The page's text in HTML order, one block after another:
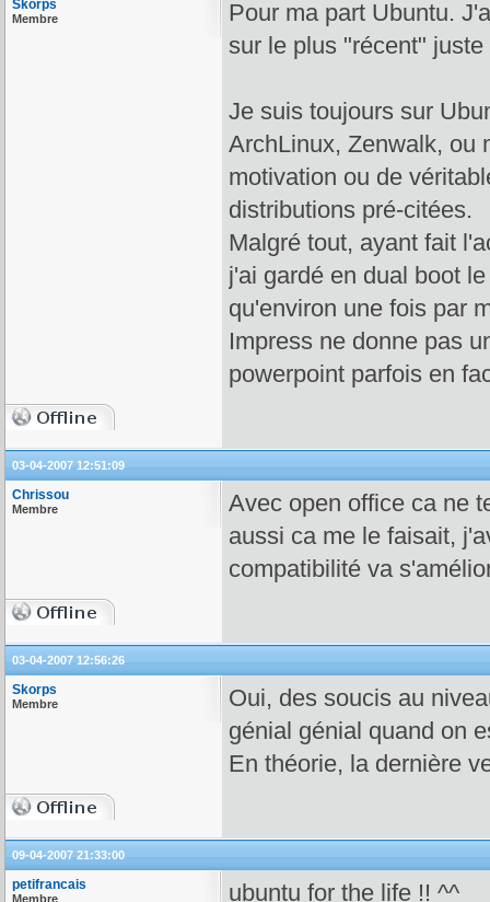
Skorps
Membre
Pour ma part Ubuntu.
sur le plus "récent"
Je suis toujours sur
ArchLinux, Zenwalk, ou
motivation ou de
distributions pré-citées.
Malgré tout, ayant fait
j'ai gardé en dual boot
qu'environ une fois par
Impress ne donne pas
powerpoint parfois en
03-04-2007 12:51:09
Chrissou
Membre
Avec open office ca ne
aussi ca me le faisait,
compatibilité va
03-04-2007 12:56:26
Skorps
Membre
Oui, des soucis au
génial génial quand on
En théorie, la dernière
09-04-2007 21:33:00
petifrancais
Membre ubuntu for the life !! ^^